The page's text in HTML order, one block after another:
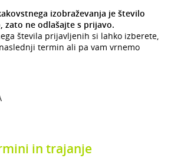
izobraževanja je število
zato ne odlašajte s prijavo.
števila prijavljenih si lahko izberete,
termin ali pa vam vrnemo
in trajanje